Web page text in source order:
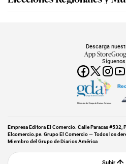
Síguenos
Descarga
App Store
Miembro del Grupo de Diarios América
Empresa Editora El Comercio. Calle Paracas
Elcomercio.pe. Grupo El Comercio — Todos los
Miembro del Grupo de Diarios América